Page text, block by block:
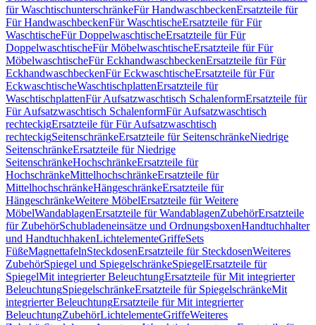
für WaschtischunterschränkeFür HandwaschbeckenErsatzteile für
Für HandwaschbeckenFür WaschtischeErsatzteile für Für
WaschtischeFür DoppelwaschtischeErsatzteile für Für
DoppelwaschtischeFür MöbelwaschtischeErsatzteile für Für
MöbelwaschtischeFür EckhandwaschbeckenErsatzteile für Für
EckhandwaschbeckenFür EckwaschtischeErsatzteile für Für
EckwaschtischeWaschtischplattenErsatzteile für
WaschtischplattenFür Aufsatzwaschtisch SchalenformErsatzteile für
Für Aufsatzwaschtisch SchalenformFür Aufsatzwaschtisch
rechteckigErsatzteile für Für Aufsatzwaschtisch
rechteckigSeitenschränkeErsatzteile für SeitenschränkeNiedrige
SeitenschränkeErsatzteile für Niedrige
SeitenschränkeHochschränkeErsatzteile für
HochschränkeMittelhochschränkeErsatzteile für
MittelhochschränkeHängeschränkeErsatzteile für
HängeschränkeWeitere MöbelErsatzteile für Weitere
MöbelWandablagenErsatzteile für WandablagenZubehörErsatzteile
für ZubehörSchubladeneinsätze und OrdnungsboxenHandtuchhalter
und HandtuchhakenLichtelementeGriffeSets
FüßeMagnettafelnSteckdosenErsatzteile für SteckdosenWeiteres
ZubehörSpiegel und SpiegelschränkeSpiegelErsatzteile für
SpiegelMit integrierter BeleuchtungErsatzteile für Mit integrierter
BeleuchtungSpiegelschränkeErsatzteile für SpiegelschränkeMit
integrierter BeleuchtungErsatzteile für Mit integrierter
BeleuchtungZubehörLichtelementeGriffeWeiteres